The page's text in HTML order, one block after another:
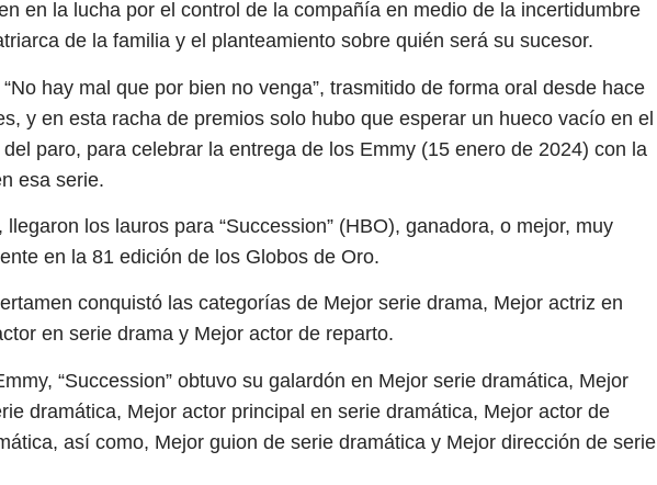
en la lucha por el control de la compañía en medio de la incertidumbre
de la familia y el planteamiento sobre quién será su sucesor.
hay mal que por bien no venga”, trasmitido de forma oral desde hace
y en esta racha de premios solo hubo que esperar un hueco vacío en el
paro, para celebrar la entrega de los Emmy (15 enero de 2024) con la
esa serie.
llegaron los lauros para “Succession” (HBO), ganadora, o mejor, muy
en la 81 edición de los Globos de Oro.
conquistó las categorías de Mejor serie drama, Mejor actriz en
en serie drama y Mejor actor de reparto.
“Succession” obtuvo su galardón en Mejor serie dramática, Mejor
dramática, Mejor actor principal en serie dramática, Mejor actor de
así como, Mejor guion de serie dramática y Mejor dirección de serie